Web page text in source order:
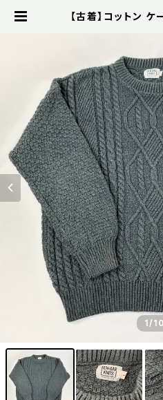
【古着】コットン
1/10